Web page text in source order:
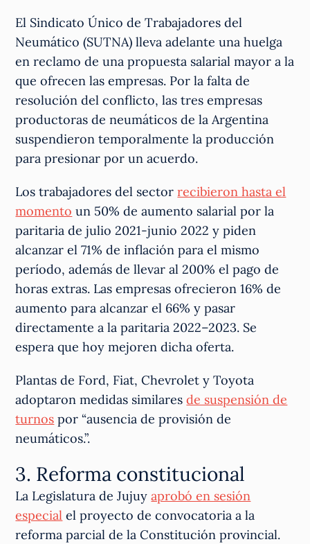
El Sindicato Único de Trabajadores del
Neumático (SUTNA) lleva adelante una huelga
en reclamo de una propuesta salarial mayor a la
que ofrecen las empresas. Por la falta de
resolución del conflicto, las tres empresas
productoras de neumáticos de la Argentina
suspendieron temporalmente la producción
para presionar por un acuerdo.
Los trabajadores del sectorrecibieron hasta el
momento un 50% de aumento salarial por la
paritaria de julio 2021-junio 2022 y piden
alcanzar el 71% de inflación para el mismo
período, además de llevar al 200% el pago de
horas extras. Las empresas ofrecieron 16% de
aumento para alcanzar el 66% y pasar
directamente a la paritaria 2022–2023. Se
espera que hoy mejoren dicha oferta.
Plantas de Ford, Fiat, Chevrolet y Toyota
adoptaron medidas similaresde suspensión de
turnos por “ausencia de provisión de
neumáticos.”.
3. Reforma constitucional
La Legislatura de Jujuyaprobó en sesión
especial el proyecto de convocatoria a la
reforma parcial de la Constitución provincial.